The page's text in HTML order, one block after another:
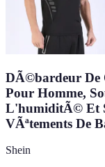
DÃ©bardeur De
Pour Homme,
L'humiditÃ© Et
VÃªtements De
Shein